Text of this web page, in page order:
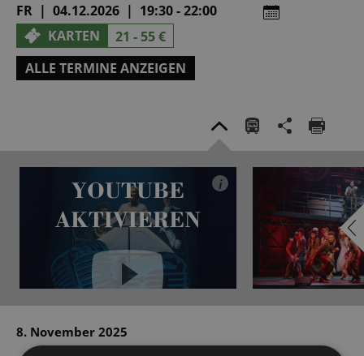
FR | 04.12.2026 | 19:30 - 22:00
KARTEN
21 - 55 €
ALLE TERMINE ANZEIGEN
YOUTUBE
AKTIVIEREN
i
8. November 2025